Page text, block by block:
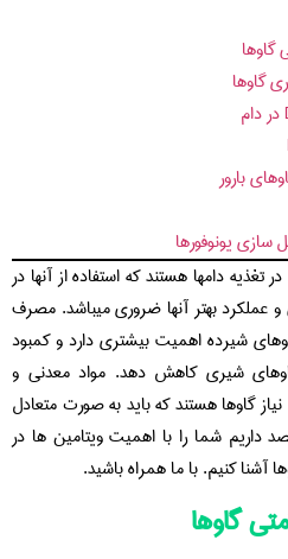
گاوها
بارور
سازی یونوفورها
تغذیه دامها هستند که استفاده از آنها در
عملکرد بهتر آنها ضروری میباشد. مصرف
شیرده اهمیت بیشتری دارد و کمبود
گاوهای شیری کاهش دهد. مواد معدنی و
گاوها هستند که باید به صورت متعادل
داریم شما را با اهمیت ویتامین ها در
آشنا کنیم. با ما همراه باشید.
گاوها